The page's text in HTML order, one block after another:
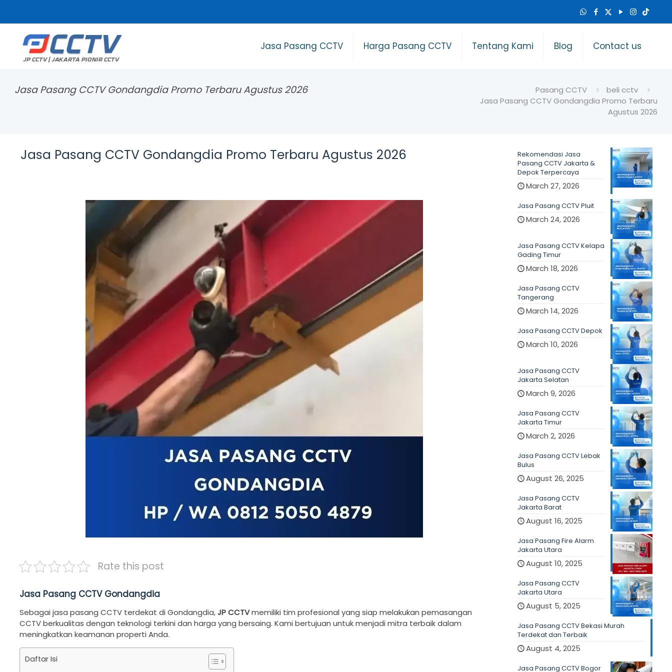
Jasa Pasang CCTV Harga Pasang CCTV Tentang Kami Blog Contact us
Jasa Pasang CCTV Gondangdia Promo Terbaru Agustus 2026 Pasang CCTV
beli cctv
Jasa Pasang CCTV Gondangdia Promo Terbaru
Agustus 2026
Jasa Pasang CCTV Gondangdia Promo Terbaru Agustus 2026
Rate this post
Jasa Pasang CCTV Gondangdia
Sebagai jasa pasang CCTV terdekat di Gondangdia,JP CCTVmemiliki tim profesional yang siap melakukan pemasangan
CCTV berkualitas dengan teknologi terkini dan harga yang bersaing. Kami bertujuan untuk menjadi mitra terbaik dalam
meningkatkan keamanan properti Anda.
Daftar Isi
Rekomendasi Jasa
Pasang CCTV Jakarta &
Depok Terpercaya
March 27, 2026
Jasa Pasang CCTV Pluit
March 24, 2026
Jasa Pasang CCTV Kelapa
Gading Timur
March 18, 2026
Jasa Pasang CCTV
Tangerang
March 14, 2026
Jasa Pasang CCTV Depok
March 10, 2026
Jasa Pasang CCTV
Jakarta Selatan
March 9, 2026
Jasa Pasang CCTV
Jakarta Timur
March 2, 2026
Jasa Pasang CCTV Lebak
Bulus
August 26, 2025
Jasa Pasang CCTV
Jakarta Barat
August 16, 2025
Jasa Pasang Fire Alarm
Jakarta Utara
August 10, 2025
Jasa Pasang CCTV
Jakarta Utara
August 5, 2025
Jasa Pasang CCTV Bekasi Murah
Terdekat dan Terbaik
August 4, 2025
Jasa Pasang CCTV Bogor